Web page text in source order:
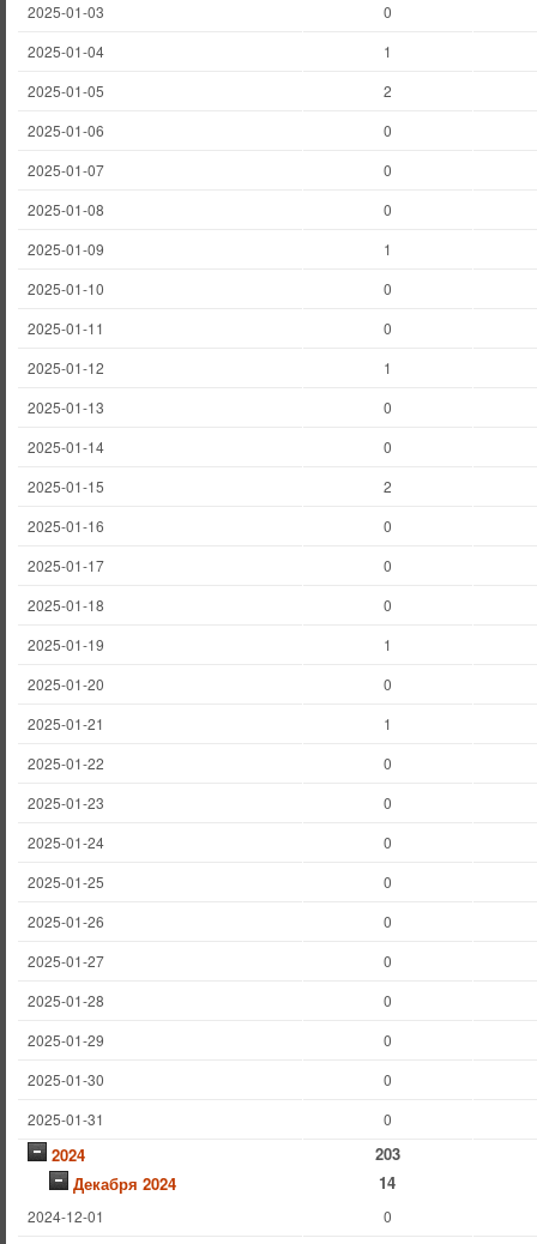
2025-01-03
0
2025-01-04
1
2025-01-05
2
2025-01-06
0
2025-01-07
0
2025-01-08
0
2025-01-09
1
2025-01-10
0
2025-01-11
0
2025-01-12
1
2025-01-13
0
2025-01-14
0
2025-01-15
2
2025-01-16
0
2025-01-17
0
2025-01-18
0
2025-01-19
1
2025-01-20
0
2025-01-21
1
2025-01-22
0
2025-01-23
0
2025-01-24
0
2025-01-25
0
2025-01-26
0
2025-01-27
0
2025-01-28
0
2025-01-29
0
2025-01-30
0
2025-01-31
0
2024
203
Декабря 2024
14
2024-12-01
0